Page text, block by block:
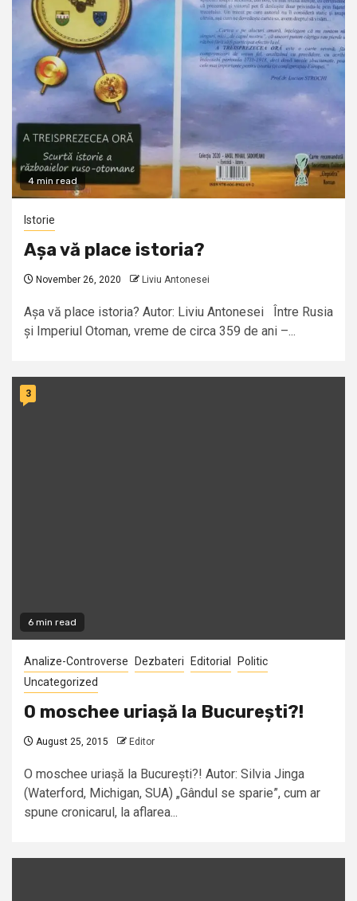
4 min read
Istorie
Așa vă place istoria?
November 26, 2020 Liviu Antonesei
Așa vă place istoria? Autor: Liviu Antonesei Între Rusia
și Imperiul Otoman, vreme de circa 359 de ani –...
6 min read
3
Analize-Controverse Dezbateri Editorial
Politic
Uncategorized
O moschee uriașă la București?!
August 25, 2015 Editor
O moschee uriașă la București?! Autor: Silvia Jinga
(Waterford, Michigan, SUA) „Gândul se sparie”, cum ar
spune cronicarul, la aflarea...